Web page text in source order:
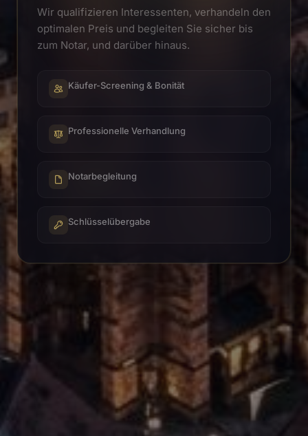
Wir qualifizieren Interessenten, verhandeln den
optimalen Preis und begleiten Sie sicher bis
zum Notar, und darüber hinaus.
Käufer-Screening & Bonität
Professionelle Verhandlung
Notarbegleitung
Schlüsselübergabe